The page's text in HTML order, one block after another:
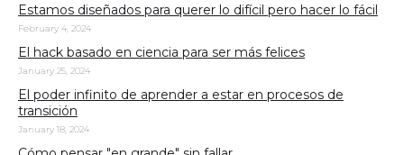
Estamos diseñados para querer lo difícil pero hacer lo fácil
February 4, 2024
El hack basado en ciencia para ser más felices
January 25, 2024
El poder infinito de aprender a estar en procesos de
transición
January 18, 2024